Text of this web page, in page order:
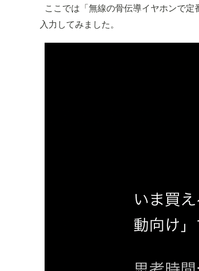
ここでは「無線の骨伝導イヤホンで
入力してみました。